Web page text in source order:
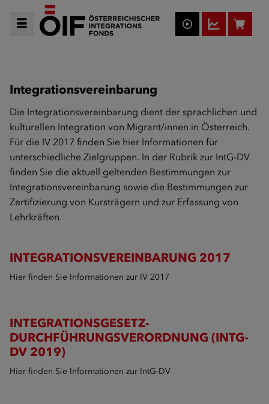
Integrationsvereinbarung
Die Integrationsvereinbarung dient der sprachlichen und
kulturellen Integration von Migrant/innen in Österreich.
Für die IV 2017 finden Sie hier Informationen für
unterschiedliche Zielgruppen. In der Rubrik zur IntG-DV
finden Sie die aktuell geltenden Bestimmungen zur
Integrationsvereinbarung sowie die Bestimmungen zur
Zertifizierung von Kursträgern und zur Erfassung von
Lehrkräften.
INTEGRATIONSVEREINBARUNG 2017
Hier finden Sie Informationen zur IV 2017
INTEGRATIONSGESETZ-
DURCHFÜHRUNGSVERORDNUNG (INTG-
DV 2019)
Hier finden Sie Informationen zur IntG-DV